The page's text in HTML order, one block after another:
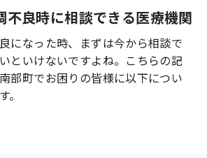
不良時に相談できる医療機関
になった時、まずは今から相談で
といけないですよね。こちらの記
部町でお困りの皆様に以下につい